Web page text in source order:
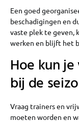
Een goed
beschadigingen en
vaste plek te geven,
werken en blijft het
Hoe kun
bij de
Vraag trainers en
moeten worden en